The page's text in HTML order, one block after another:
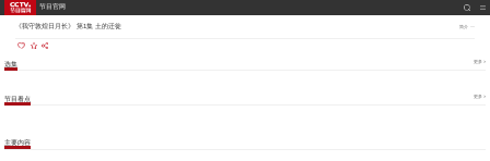
节目官网
《我守敦煌日月长》 第1集 土的迁徙 简介
选集 更多 >
节目看点 更多 >
主要内容